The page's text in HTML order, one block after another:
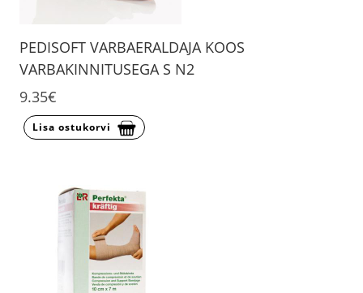
PEDISOFT VARBAERALDAJA KOOS
VARBAKINNITUSEGA S N2
9.35€
Lisa ostukorvi